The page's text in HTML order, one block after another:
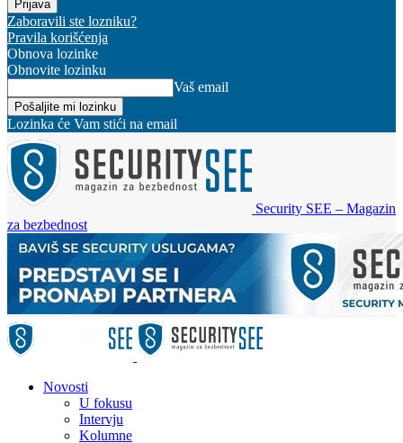
Zaboravili ste lozniku?
Pravila korišćenja
Obnova lozinke
Obnovite lozinku
Vaš email
Lozinka će Vam stići na email
Security SEE – Magazin
za bezbednost
Novosti
U fokusu
Intervju
Kolumne